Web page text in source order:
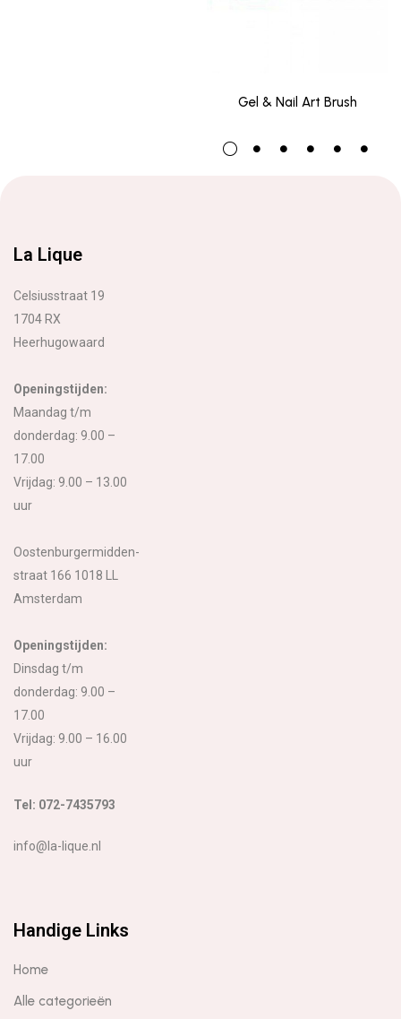
Gel & Nail Art Brush
La Lique
Celsiusstraat 19
1704 RX
Heerhugowaard
Openingstijden:
Maandag t/m
donderdag: 9.00 –
17.00
Vrijdag: 9.00 – 13.00
uur
Oostenburgermidden-
straat 166 1018 LL
Amsterdam
Openingstijden:
Dinsdag t/m
donderdag: 9.00 –
17.00
Vrijdag: 9.00 – 16.00
uur
Tel: 072-7435793
info@la-lique.nl
Handige Links
Home
Alle categorieën